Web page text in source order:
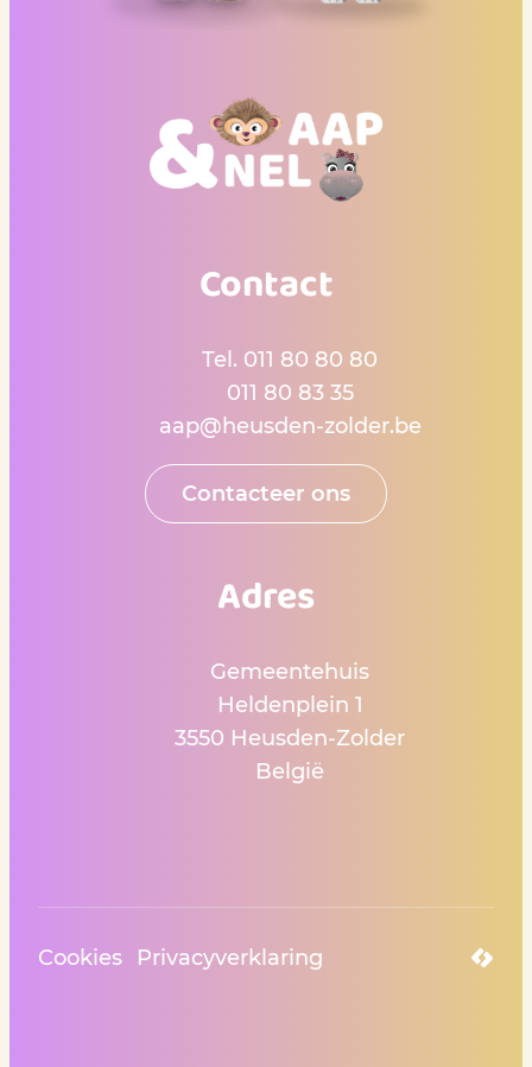
Contact
011 80 80 80
011 80 83 35
aap@heusden-zolder.be
Contacteer ons
Adres
Gemeentehuis
Heldenplein 1
,3550 Heusden-Zolder
België
Cookies Privacyverklaring LCP